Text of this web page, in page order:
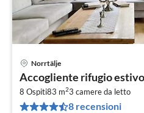
Norrtälje
Accogliente rifugio
8 Ospiti83 m23 camere da letto
8 recensioni